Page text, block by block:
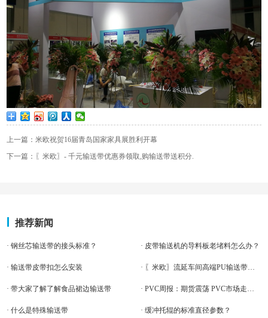
上一篇：米欧祝贺16届青岛国家家具展胜利开幕
下一篇：〖米欧〗- 千元输送带优惠券领取,购输送带送积分.
推荐新闻
· 钢丝芯输送带的接头标准？ · 皮带输送机的导料板老堵料怎么办？
· 输送带皮带扣怎么安装 · 〖米欧〗流延车间高端PU输送带生产线正式投入生产
· 带大家了解了解食品裙边输送带 · PVC周报：期货震荡 PVC市场走势偏弱
· 什么是特殊输送带 · 缓冲托辊的标准直径参数？